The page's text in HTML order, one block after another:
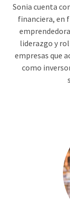
Sonia cuenta
financiera, en
liderazgo y rol
empresas que
como